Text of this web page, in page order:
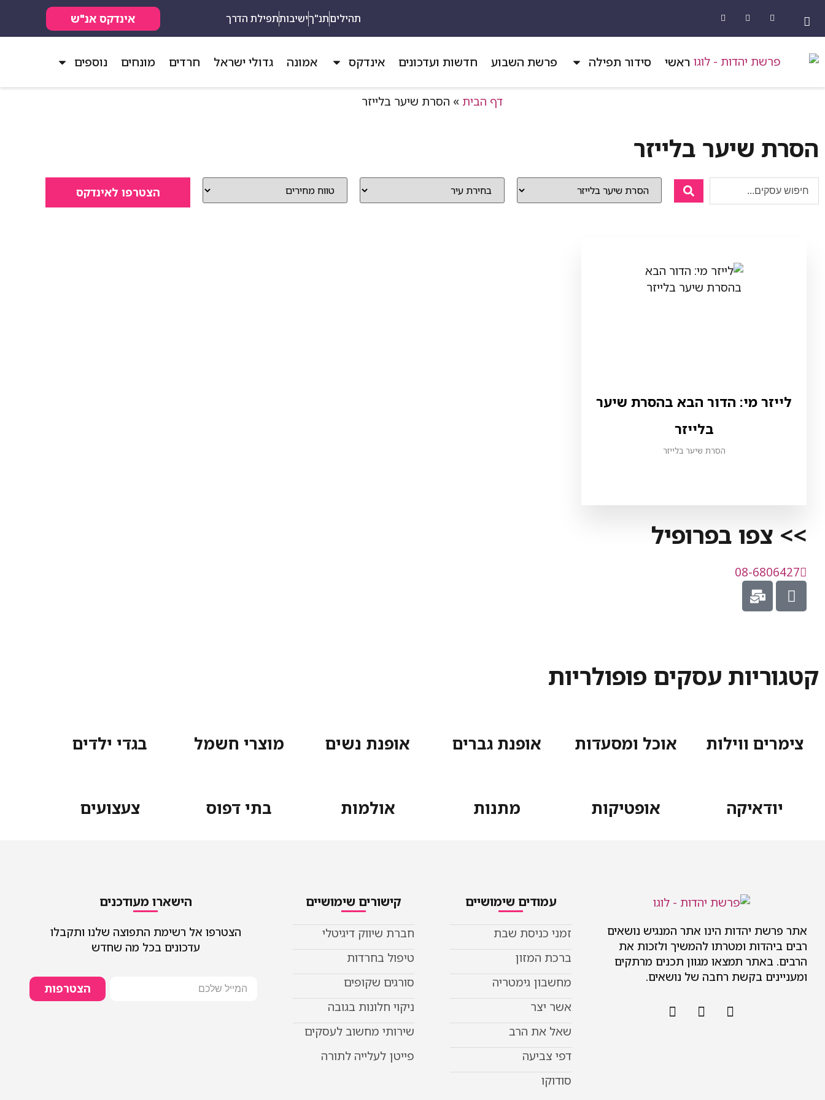
תהיליםתנ"ךישיבותתפילת הדרך אינדקס אנ"ש
ראשי סידור תפילה פרשת השבוע חדשות ועדכונים אינדקס אמונה גדולי ישראל חרדים מונחים נוספים
דף הבית » הסרת שיער בלייזר
הסרת שיער בלייזר
הצטרפו לאינדקס
לייזר מי: הדור הבא בהסרת שיער
בלייזר
הסרת שיער בלייזר
>> צפו בפרופיל
08-6806427
קטגוריות עסקים פופולריות
צימרים ווילות אוכל ומסעדות אופנת גברים אופנת נשים מוצרי חשמל בגדי ילדים
יודאיקה אופטיקות מתנות אולמות בתי דפוס צעצועים
אתר פרשת יהדות הינו אתר המנגיש נושאים
רבים ביהדות ומטרתו להמשיך ולזכות את
הרבים. באתר תמצאו מגוון תכנים מרתקים
ומעניינים בקשת רחבה של נושאים.
עמודים שימושיים
זמני כניסת שבת
ברכת המזון
מחשבון גימטריה
אשר יצר
שאל את הרב
דפי צביעה
סודוקו
קישורים שימושיים
חברת שיווק דיגיטלי
טיפול בחרדות
סורגים שקופים
ניקוי חלונות בגובה
שירותי מחשוב לעסקים
פייטן לעלייה לתורה
הישארו מעודכנים
הצטרפו אל רשימת התפוצה שלנו ותקבלו
עדכונים בכל מה שחדש
הצטרפות